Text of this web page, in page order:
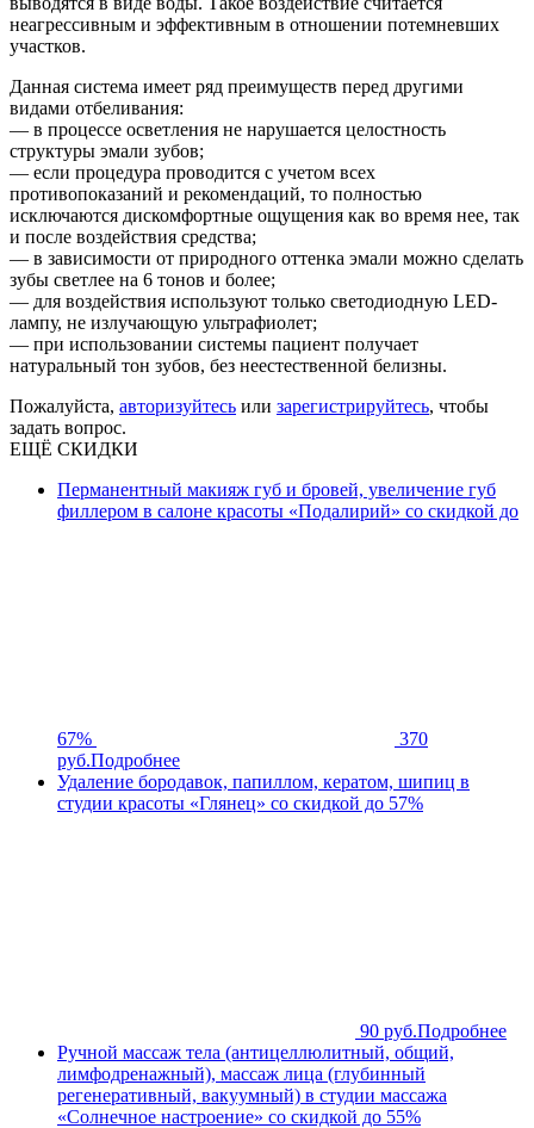
неагрессивным и эффективным в отношении потемневших
участков.
Данная система имеет ряд преимуществ перед другими
видами отбеливания:
— в процессе осветления не нарушается целостность
структуры эмали зубов;
— если процедура проводится с учетом всех
противопоказаний и рекомендаций, то полностью
исключаются дискомфортные ощущения как во время нее, так
и после воздействия средства;
— в зависимости от природного оттенка эмали можно сделать
зубы светлее на 6 тонов и более;
— для воздействия используют только светодиодную LED-
лампу, не излучающую ультрафиолет;
— при использовании системы пациент получает
натуральный тон зубов, без неестественной белизны.
Пожалуйста, авторизуйтесь или зарегистрируйтесь, чтобы
задать вопрос.
ЕЩЁ СКИДКИ
Перманентный макияж губ и бровей, увеличение губ
филлером в салоне красоты «Подалирий» со скидкой до
67%
370
руб.Подробнее
Удаление бородавок, папиллом, кератом, шипиц в
студии красоты «Глянец» со скидкой до 57%
90 руб.Подробнее
Ручной массаж тела (антицеллюлитный, общий,
лимфодренажный), массаж лица (глубинный
регенеративный, вакуумный) в студии массажа
«Солнечное настроение» со скидкой до 55%